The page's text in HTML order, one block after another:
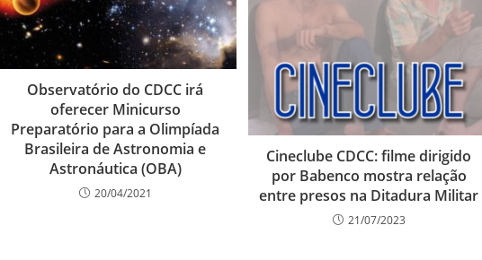
Observatório do CDCC irá
oferecer Minicurso
Preparatório para a Olimpíada
Brasileira de Astronomia e
Astronáutica (OBA)
20/04/2021
Cineclube CDCC: filme dirigido
por Babenco mostra relação
entre presos na Ditadura Militar
21/07/2023